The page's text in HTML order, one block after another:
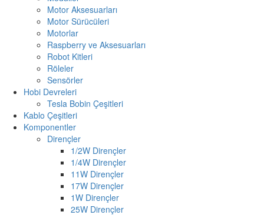
Motor Aksesuarları
Motor Sürücüleri
Motorlar
Raspberry ve Aksesuarları
Robot Kitleri
Röleler
Sensörler
Hobi Devreleri
Tesla Bobin Çeşitleri
Kablo Çeşitleri
Komponentler
Dirençler
1/2W Dirençler
1/4W Dirençler
11W Dirençler
17W Dirençler
1W Dirençler
25W Dirençler